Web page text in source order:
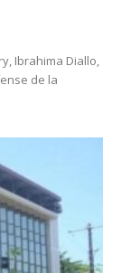
Ibrahima Diallo,
de la